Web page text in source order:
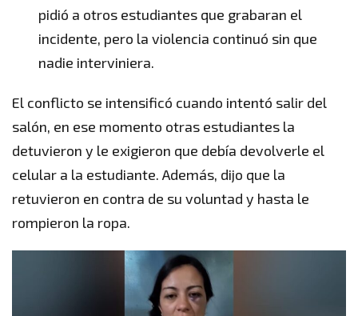
pidió a otros estudiantes que grabaran el
incidente, pero la violencia continuó sin que
nadie interviniera.
El conflicto se intensificó cuando intentó salir del
salón, en ese momento otras estudiantes la
detuvieron y le exigieron que debía devolverle el
celular a la estudiante. Además, dijo que la
retuvieron en contra de su voluntad y hasta le
rompieron la ropa.